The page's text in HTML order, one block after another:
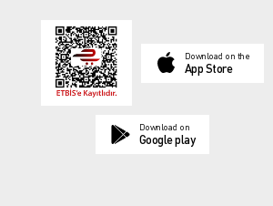
Download on the
App Store
Download on
Google play